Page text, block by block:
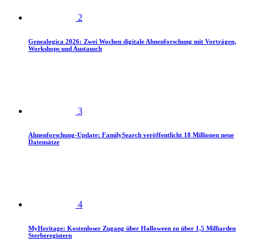
2
Genealogica 2026: Zwei Wochen digitale Ahnenforschung mit Vorträgen,
Workshops und Austausch
3
Ahnenforschung-Update: FamilySearch veröffentlicht 18 Millionen neue
Datensätze
4
MyHeritage: Kostenloser Zugang über Halloween zu über 1,5 Milliarden
Sterberegistern